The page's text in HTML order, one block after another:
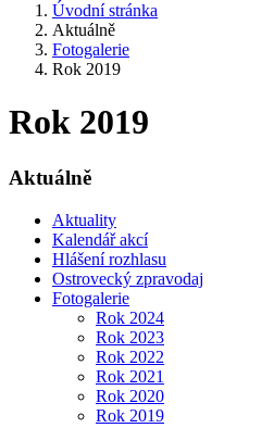
Úvodní stránka
Aktuálně
Fotogalerie
Rok 2019
Rok 2019
Aktuálně
Aktuality
Kalendář akcí
Hlášení rozhlasu
Ostrovecký zpravodaj
Fotogalerie
Rok 2024
Rok 2023
Rok 2022
Rok 2021
Rok 2020
Rok 2019